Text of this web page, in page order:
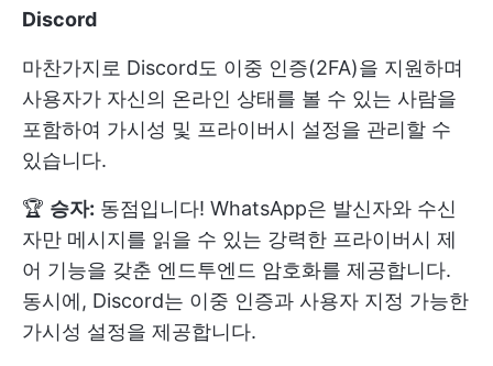
Discord
마찬가지로 Discord도 이중 인증(2FA)을 지원하며
사용자가 자신의 온라인 상태를 볼 수 있는 사람을
포함하여 가시성 및 프라이버시 설정을 관리할 수
있습니다.
🏆 승자: 동점입니다! WhatsApp은 발신자와 수신
자만 메시지를 읽을 수 있는 강력한 프라이버시 제
어 기능을 갖춘 엔드투엔드 암호화를 제공합니다.
동시에, Discord는 이중 인증과 사용자 지정 가능한
가시성 설정을 제공합니다.